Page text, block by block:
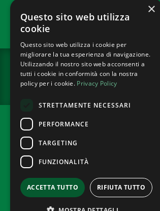
NEWSLETTER
Programma
×
Questo sito web utilizza
cookie
Questo sito web utilizza i cookie per
migliorare la tua esperienza di navigazione.
Utilizzando il nostro sito web acconsenti a
tutti i cookie in conformità con la nostra
policy per i cookie. Privacy Policy
STRETTAMENTE NECESSARI
PERFORMANCE
TARGETING
FUNZIONALITÀ
ACCETTA TUTTO RIFIUTA TUTTO